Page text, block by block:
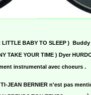
LITTLE BABY TO SLEEP )
TAKE YOUR TIME ) Dyer
instrumental avec choeurs .
JEAN BERNIER n'est pas